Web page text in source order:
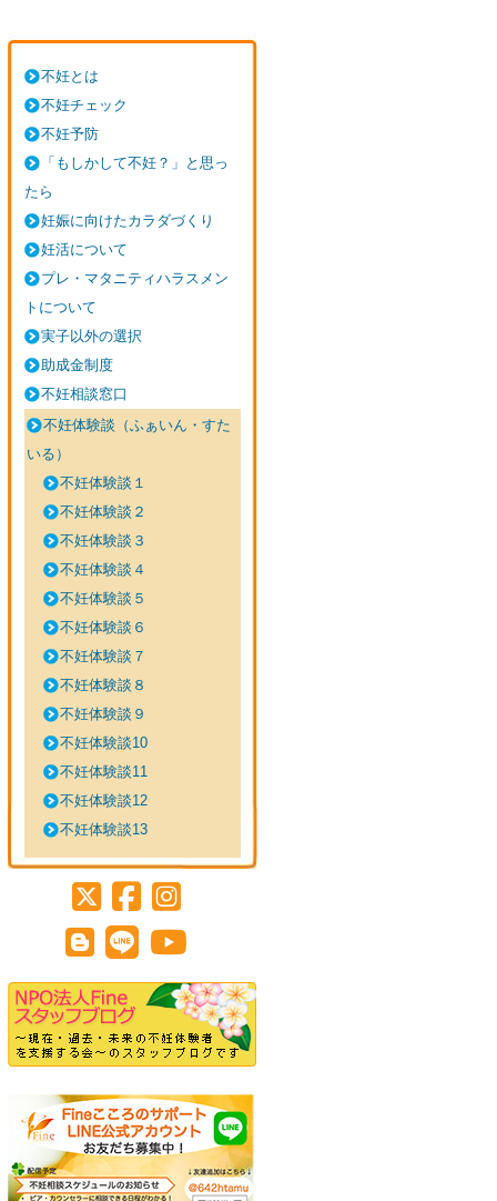
不妊とは
不妊チェック
不妊予防
「もしかして不妊？」と思っ
たら
妊娠に向けたカラダづくり
妊活について
プレ・マタニティハラスメン
トについて
実子以外の選択
助成金制度
不妊相談窓口
不妊体験談（ふぁいん・すた
いる）
不妊体験談１
不妊体験談２
不妊体験談３
不妊体験談４
不妊体験談５
不妊体験談６
不妊体験談７
不妊体験談８
不妊体験談９
不妊体験談10
不妊体験談11
不妊体験談12
不妊体験談13